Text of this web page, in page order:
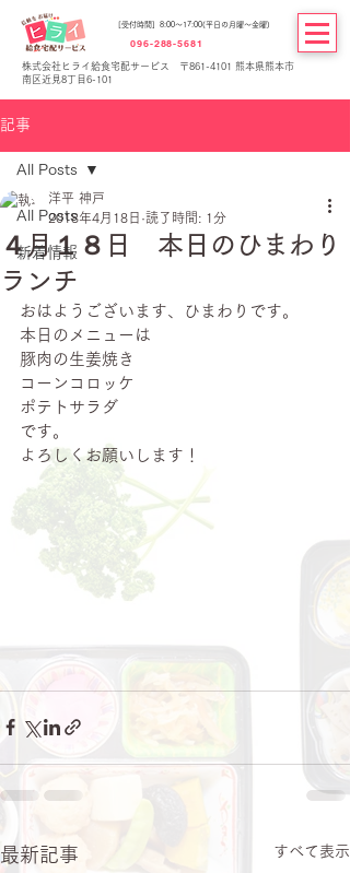
[受付時間] 8:00～17:00(平日の月曜～金曜)
096-288-5681
株式会社ヒライ給食宅配サービス 〒861-4101 熊本県熊本市
南区近見8丁目6-101
記事
All Posts
新着情報
All Posts
４月１８日 本日のひまわり
ランチ
洋平 神戸
2018年4月18日 読了時間: 1分
おはようございます、ひまわりです。
本日のメニューは
豚肉の生姜焼き
コーンコロッケ
ポテトサラダ
です。
よろしくお願いします！
最新記事 すべて表示